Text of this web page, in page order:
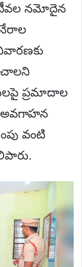
నమోదైన
ప్రమాదాల
అవగాహన
వంటి